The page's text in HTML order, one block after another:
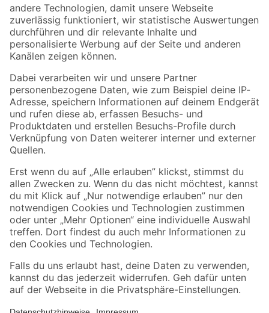
Zur Newsletter Anmeldung
Folge uns
Zahlungsarten Versandarten
Sicher einkaufen
Jetzt die toom-App herunterladen
Alle Preisangaben in EUR inkl. gesetzl. MwSt.. Die dargestellten Angebote sind unter
Umständen nicht in allen Märkten verfügbar. Die angegebenen Verfügbarkeiten beziehen
Produkte nur solange der Vorrat reicht.